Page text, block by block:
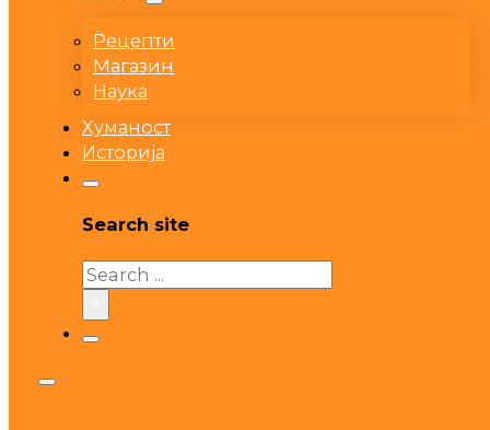
Рецепти
Магазин
Наука
Хуманост
Историја
Search site
Search